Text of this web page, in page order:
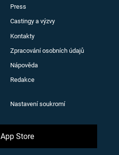
Press
Castingy a výzvy
Kontakty
Zpracování osobních údajů
Nápověda
Redakce
Nastavení soukromí
App Store